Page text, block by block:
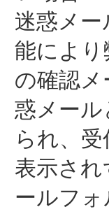
迷惑メー
能によ
の確認
惑メー
られ、
表示さ
ールフ